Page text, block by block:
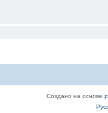
Создано на основе